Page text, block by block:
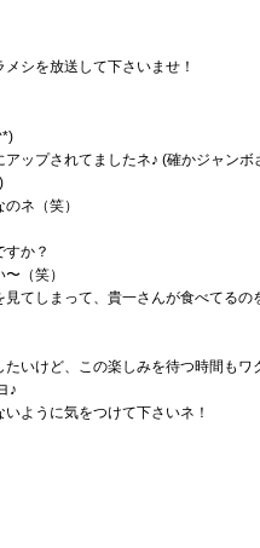
シを放送して下さいませ！
アップされてましたネ♪ (確かジャン
ネ（笑）
か？
（笑）
てしまって、貴一さんが食べてるの
いけど、この楽しみを待つ時間もワ
♪
ように気をつけて下さいネ！